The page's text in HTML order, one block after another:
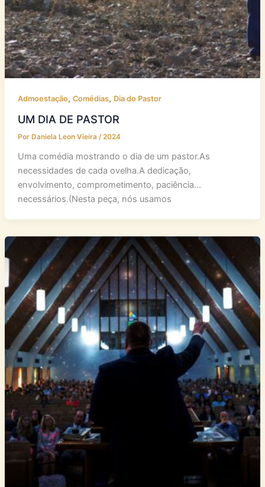
Admoestação, Comédias, Dia do Pastor
UM DIA DE PASTOR
Por Daniela Leon Vieira /2024
Uma comédia mostrando o dia de um pastor.As
necessidades de cada ovelha.A dedicação,
envolvimento, comprometimento, paciência…
necessários.(Nesta peça, nós usamos